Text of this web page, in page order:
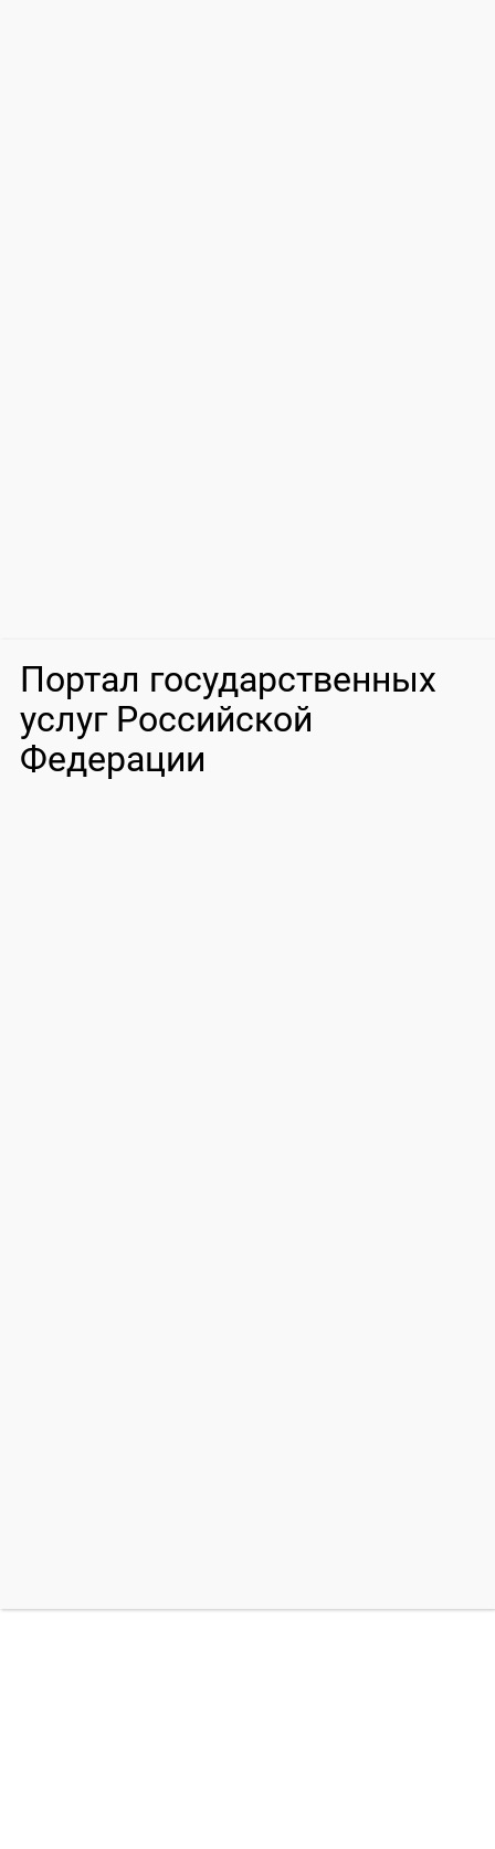
Портал государственных
услуг Российской
Федерации